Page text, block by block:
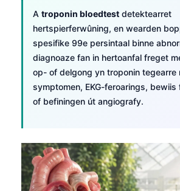
A troponin bloedtest detektearret
hertspierferwûning, en wearden
spesifike 99e persintaal binne
diagnoaze fan in hertoanfal freget
op- of delgong yn troponin tegearre
symptomen, EKG-feroarings,
of befiningen út angiografy.